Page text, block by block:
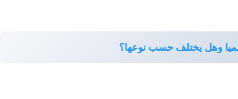
وهل يختلف حسب نوعها؟